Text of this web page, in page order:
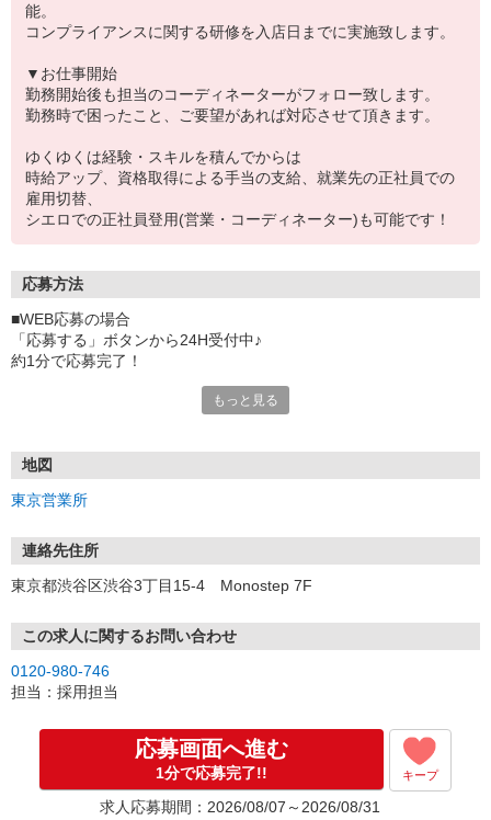
能。
コンプライアンスに関する研修を入店日までに実施致します。
▼お仕事開始
勤務開始後も担当のコーディネーターがフォロー致します。
勤務時で困ったこと、ご要望があれば対応させて頂きます。
ゆくゆくは経験・スキルを積んでからは
時給アップ、資格取得による手当の支給、就業先の正社員での
雇用切替、
シエロでの正社員登用(営業・コーディネーター)も可能です！
応募方法
■WEB応募の場合
「応募する」ボタンから24H受付中♪
約1分で応募完了！
①応募から3営業日を目安に、メールorお電話でご連絡します。
★スマホでWEB面接（LINEなど）・出張面接・事務所面接と選べま
す
③面接実施（履歴書不要）
※ご希望があれば、職場見学の調整もOKです！
お気軽にご応募ください♪
もっと見る
地図
東京営業所
連絡先住所
東京都渋谷区渋谷3丁目15-4 Monostep 7F
この求人に関するお問い合わせ
0120-980-746
担当：採用担当
応募画面へ進む
1分で応募完了!! キープ
求人応募期間：2026/08/07～2026/08/31